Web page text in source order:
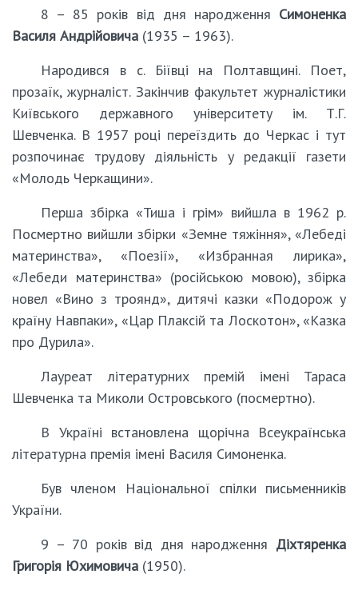
8 – 85 років від дня народження Симоненка
Василя Андрійовича (1935 – 1963).
Народився в с. Біївці на Полтавщині. Поет,
прозаїк, журналіст. Закінчив факультет журналістики
Київського державного університету ім. Т.Г.
Шевченка. В 1957 році переїздить до Черкас і тут
розпочинає трудову діяльність у редакції газети
«Молодь Черкащини».
Перша збірка «Тиша і грім» вийшла в 1962 р.
Посмертно вийшли збірки «Земне тяжіння», «Лебеді
материнства», «Поезії», «Избранная лирика»,
«Лебеди материнства» (російською мовою), збірка
новел «Вино з троянд», дитячі казки «Подорож у
країну Навпаки», «Цар Плаксій та Лоскотон», «Казка
про Дурила».
Лауреат літературних премій імені Тараса
Шевченка та Миколи Островського (посмертно).
В Україні встановлена щорічна Всеукраїнська
літературна премія імені Василя Симоненка.
Був членом Національної спілки письменників
України.
9 – 70 років від дня народження Діхтяренка
Григорія Юхимовича (1950).